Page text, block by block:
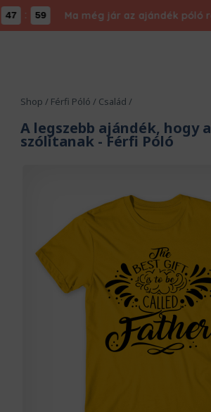
: 59 Ma még jár az ajándék póló
Shop / Férfi Póló / Család /
A legszebb ajándék, hogy
szólítanak - Férfi Póló